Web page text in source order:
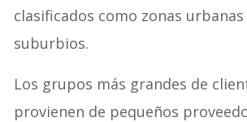
clasificados como zonas urbanas
suburbios.
Los grupos más grandes de
provienen de pequeños